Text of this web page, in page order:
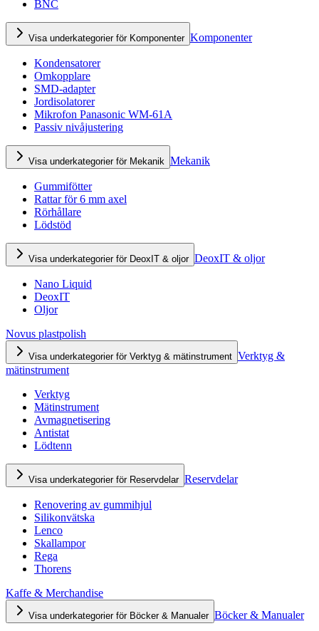
BNC
Visa underkategorier för Komponenter Komponenter
Kondensatorer
Omkopplare
SMD-adapter
Jordisolatorer
Mikrofon Panasonic WM-61A
Passiv nivåjustering
Visa underkategorier för Mekanik Mekanik
Gummifötter
Rattar för 6 mm axel
Rörhållare
Lödstöd
Visa underkategorier för DeoxIT & oljor DeoxIT & oljor
Nano Liquid
DeoxIT
Oljor
Novus plastpolish
Visa underkategorier för Verktyg & mätinstrument Verktyg &
mätinstrument
Verktyg
Mätinstrument
Avmagnetisering
Antistat
Lödtenn
Visa underkategorier för Reservdelar Reservdelar
Renovering av gummihjul
Silikonvätska
Lenco
Skallampor
Rega
Thorens
Kaffe & Merchandise
Visa underkategorier för Böcker & Manualer Böcker & Manualer